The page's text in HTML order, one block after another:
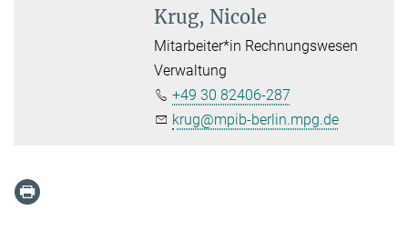
Krug, Nicole
Mitarbeiter*in Rechnungswesen
Verwaltung
+49 30 82406-287
krug@mpib-berlin.mpg.de